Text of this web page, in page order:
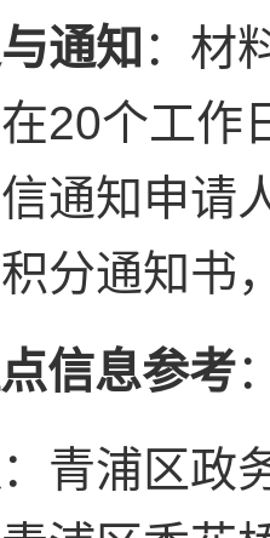
通知 ：材
20个工作
通知申请
分通知书
信息参考
：青浦区政